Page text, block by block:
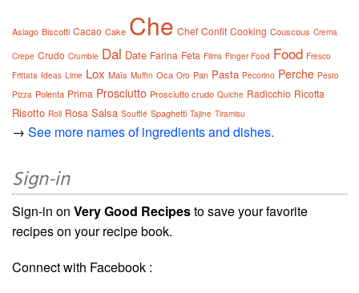
Asiago Biscotti Cacao Cake Che Chef Confit Cooking Couscous Crema
Crepe Crudo Crumble Dal Date Farina Feta Films Finger Food Food Fresco
Frittata Ideas Lime Lox Maïs Muffin Oca Oro Pan Pasta Pecorino Perche Pesto
Pizza Polenta Prima Prosciutto Prosciutto crudo Quiche Radicchio Ricotta
Risotto Roll Rosa Salsa Soufflé Spaghetti Tajine Tiramisu
→ See more names of ingredients and dishes.
Sign-in
Sign-in on Very Good Recipesto save your favorite
recipes on your recipe book.
Connect with Facebook :